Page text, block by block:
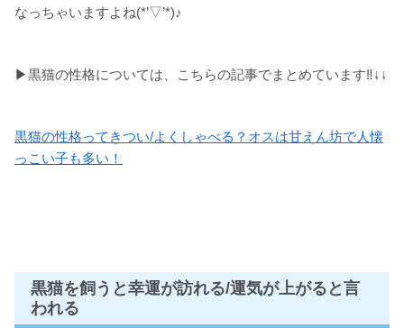
なっちゃいますよね(*’▽’*)♪
▶黒猫の性格については、こちらの記事でまとめています‼↓↓
黒猫の性格ってきつい/よくしゃべる？オスは甘えん坊で人懐
っこい子も多い！
黒猫を飼うと幸運が訪れる/運気が上がると言
われる